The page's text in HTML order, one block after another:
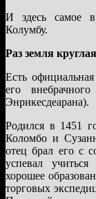
И здесь самое
Колумбу.
Раз земля
Есть
его
Энрикесдеарана).
Родился в 1451
Коломбо и
отец брал его с
успевал
хорошее
торговых